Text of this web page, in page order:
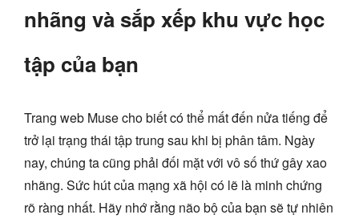
nhãng và sắp xếp khu vực học
tập của bạn
Trang web Muse cho biết có thể mất đến nửa tiếng để
trở lại trạng thái tập trung sau khi bị phân tâm. Ngày
nay, chúng ta cũng phải đối mặt với vô số thứ gây xao
nhãng. Sức hút của mạng xã hội có lẽ là minh chứng
rõ ràng nhất. Hãy nhớ rằng não bộ của bạn sẽ tự nhiên